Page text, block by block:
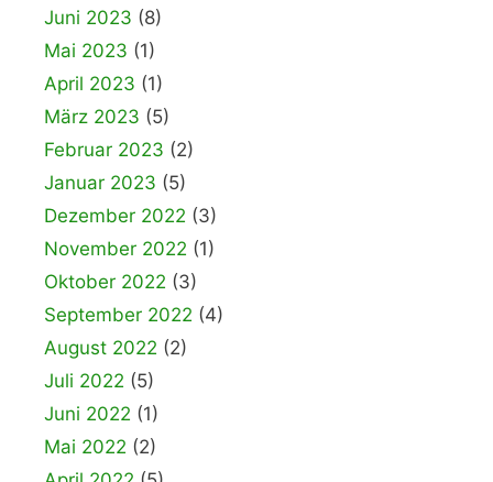
Juni 2023 (8)
Mai 2023 (1)
April 2023 (1)
März 2023 (5)
Februar 2023 (2)
Januar 2023 (5)
Dezember 2022 (3)
November 2022 (1)
Oktober 2022 (3)
September 2022 (4)
August 2022 (2)
Juli 2022 (5)
Juni 2022 (1)
Mai 2022 (2)